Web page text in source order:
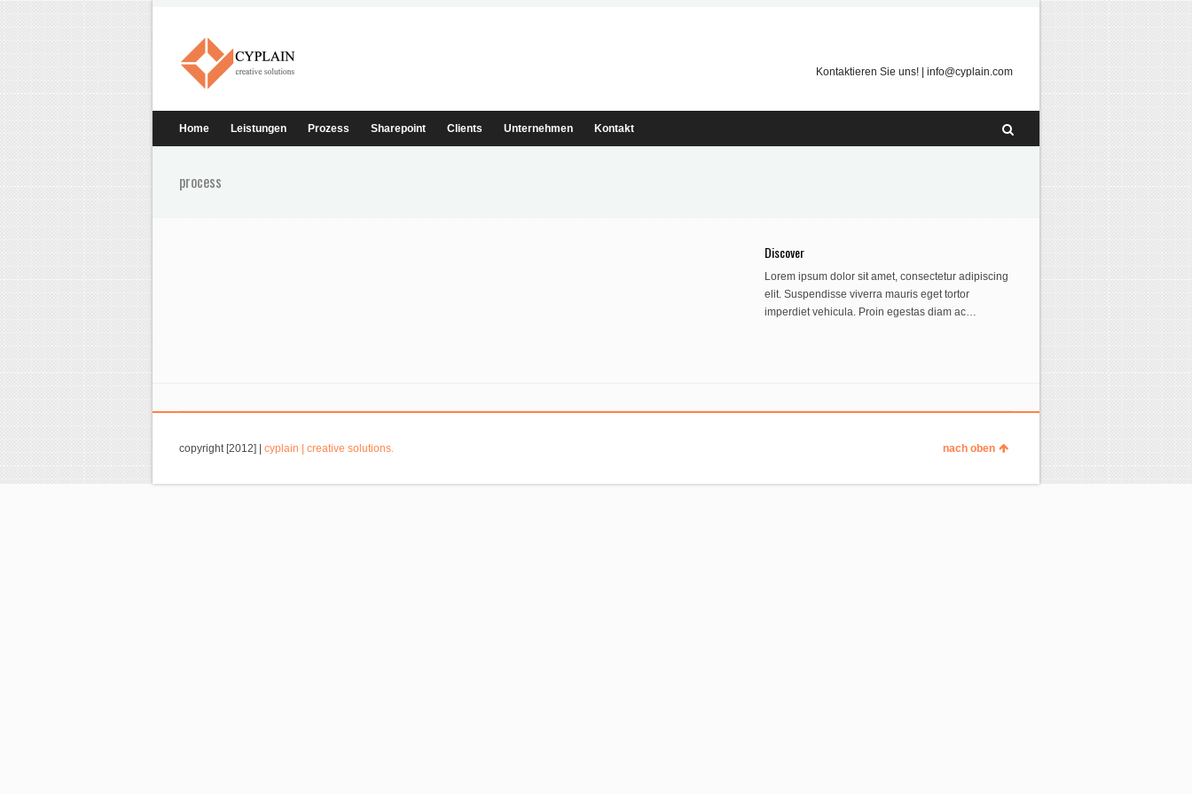
Kontaktieren Sie uns! | info@cyplain.com
Home Leistungen Prozess Sharepoint Clients Unternehmen Kontakt
process
Discover
Lorem ipsum dolor sit amet, consectetur adipiscing
elit. Suspendisse viverra mauris eget tortor
imperdiet vehicula. Proin egestas diam ac…
copyright [2012] | cyplain | creative solutions. nach oben